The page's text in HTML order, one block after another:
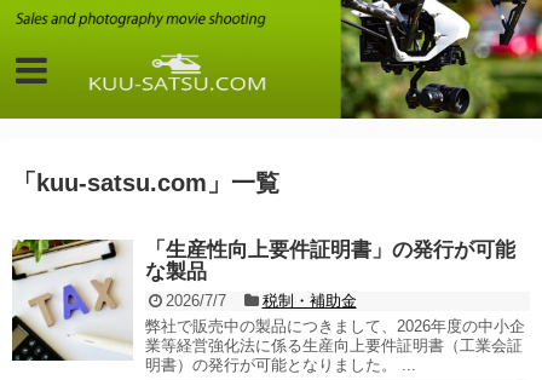
「 kuu-satsu.com 」 一覧
「生産性向上要件証明書」の発行が可能
な製品
2026/7/7
税制・補助金
弊社で販売中の製品につきまして、2026年度の中小企
業等経営強化法に係る生産向上要件証明書（工業会証
明書）の発行が可能となりました。 ...